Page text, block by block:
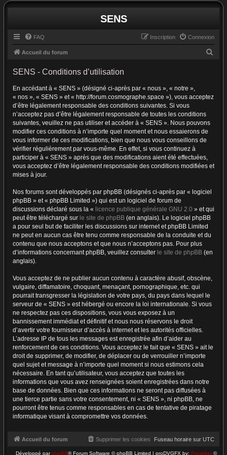
SENS
FAQ Connexion
Inscription
Accueil du forum
SENS - Conditions d’utilisation
En accédant à « SENS » (désigné ci-après par « nous », « notre »,
« nos », « SENS » et « http://forum.cosmographe.space »), vous acceptez
d’être légalement responsable des conditions suivantes. Si vous
n’acceptez pas d’être légalement responsable de toutes les conditions
suivantes, veuillez ne pas utiliser et accéder à « SENS ». Nous pouvons
modifier ces conditions à n’importe quel moment et nous essaierons de
vous informer de ces modifications, bien que nous vous conseillons de
vérifier régulièrement par vous-même. En effet, si vous continuez à
participer à « SENS » après que des modifications aient été effectuées,
vous acceptez d’être légalement responsable des conditions modifiées et
mises à jour.
Nos forums sont développés par phpBB (désignés ci-après par « logiciel
phpBB » et « phpBB Limited ») qui est un logiciel de forum de
discussions déclaré sous la « licence publique générale GNU 2.0 » et qui
peut être téléchargé sur le site de phpBB (en anglais). Le logiciel phpBB
a pour seul but de faciliter les discussions sur internet et phpBB Limited
ne peut en aucun cas être tenu comme responsable de la conduite et du
contenu que nous acceptons et que nous n’acceptons pas. Pour plus
d’informations concernant phpBB, veuillez consulter le site de phpBB (en
anglais).
Vous acceptez de ne publier aucun contenu à caractère abusif, obscène,
vulgaire, diffamatoire, choquant, menaçant, pornographique, etc. qui
pourrait transgresser la législation de votre pays, du pays dans lequel le
serveur de « SENS » est hébergé ou encore la loi internationale. Si vous
ne respectez pas ces dispositions, vous vous exposez à un
bannissement immédiat et définitif et nous nous réservons le droit
d’avertir votre fournisseur d’accès à internet et les autorités officielles.
L’adresse IP de tous les messages est enregistrée afin d’aider au
renforcement de ces conditions. Vous acceptez le fait que « SENS » ait le
droit de supprimer, de modifier, de déplacer ou de verrouiller n’importe
quel sujet et message à n’importe quel moment si nous estimons cela
nécessaire. En tant qu’utilisateur, vous acceptez que toutes les
informations que vous avez renseignées soient enregistrées dans notre
base de données. Bien que ces informations ne seront pas diffusées à
une tierce partie sans votre consentement, ni « SENS », ni phpBB, ne
pourront être tenus comme responsables en cas de tentative de piratage
informatique visant à compromettre vos données.
Accueil du forum Fuseau horaire sur UTC
Supprimer les cookies
Développé parphpBB® Forum Software © phpBB Limited | proDVGFX by: Prosk8er©